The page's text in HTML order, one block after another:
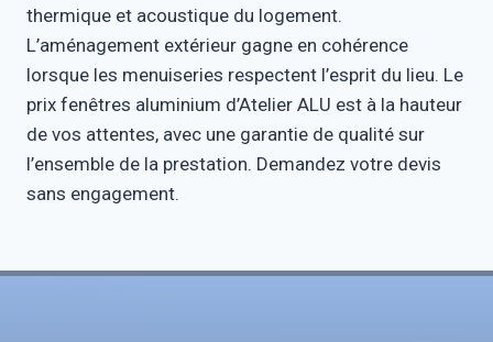
thermique et acoustique du logement.
L’aménagement extérieur gagne en cohérence
lorsque les menuiseries respectent l’esprit du lieu. Le
prix fenêtres aluminium d’Atelier ALU est à la hauteur
de vos attentes, avec une garantie de qualité sur
l’ensemble de la prestation. Demandez votre devis
sans engagement.